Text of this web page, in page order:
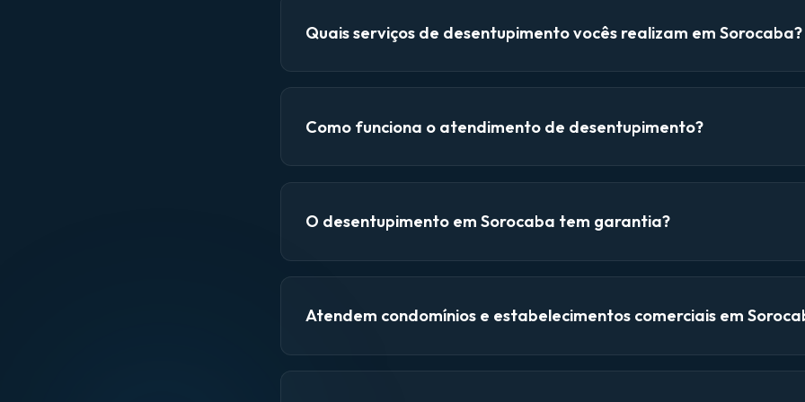
Quais serviços de desentupimento vocês realizam em Sorocaba?
Como funciona o atendimento de desentupimento?
O desentupimento em Sorocaba tem garantia?
Atendem condomínios e estabelecimentos comerciais em